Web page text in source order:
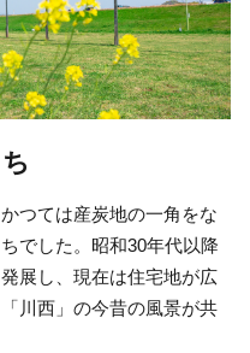
つては産炭地の一角をな
でした。昭和30年代以降
展し、現在は住宅地が広
川西」の今昔の風景が共